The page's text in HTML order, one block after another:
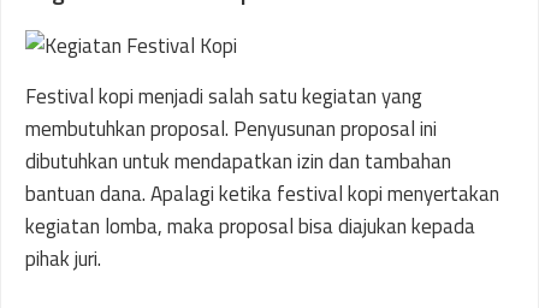
Festival kopi menjadi salah satu kegiatan yang
membutuhkan proposal. Penyusunan proposal ini
dibutuhkan untuk mendapatkan izin dan tambahan
bantuan dana. Apalagi ketika festival kopi menyertakan
kegiatan lomba, maka proposal bisa diajukan kepada
pihak juri.